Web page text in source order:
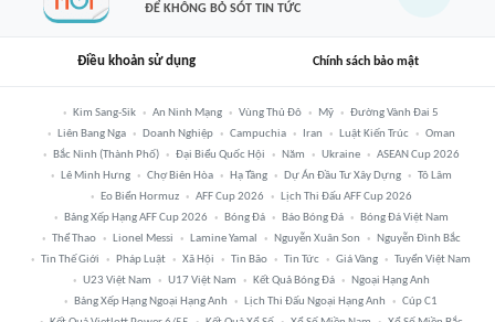
ĐỂ KHÔNG BỎ SÓT TIN TỨC
Điều khoản sử dụng Chính sách bảo mật
Kim Sang-Sik An Ninh Mạng Vùng Thủ Đô Mỹ
Đường Vành Đai 5
Liên Bang Nga
Doanh Nghiệp Campuchia Iran Luật Kiến Trúc
Oman
Bắc Ninh (thành Phố)
Đại Biểu Quốc Hội Năm Ukraine
ASEAN Cup 2026
Lê Minh Hưng
Chợ Biên Hòa Hạ Tầng Dự Án Đầu Tư Xây Dựng
Tô Lâm
Eo Biển Hormuz
AFF Cup 2026
Lịch Thi Đấu AFF Cup 2026
Bảng Xếp Hạng AFF Cup 2026
Bóng Đá Báo Bóng Đá
Bóng Đá Việt Nam
Thể Thao
Lionel Messi Lamine Yamal Nguyễn Xuân Son
Nguyễn Đình Bắc
Tin Thế Giới
Pháp Luật Xã Hội Tin Bão Tin Tức Giá Vàng
Tuyển Việt Nam
U23 Việt Nam
U17 Việt Nam Kết Quả Bóng Đá
Ngoại Hạng Anh
Bảng Xếp Hạng Ngoại Hạng Anh
Lịch Thi Đấu Ngoại Hạng Anh
Cúp C1